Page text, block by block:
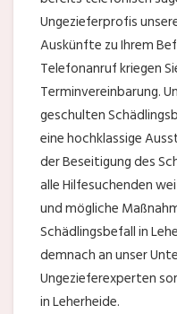
Ungezieferprofis
Auskünfte zu Ihrem
Telefonanruf kriegen
Terminvereinbarung.
geschulten
eine hochklassige
der Beseitigung des
alle Hilfesuchenden
und mögliche
Schädlingsbefall in
demnach an unser
Ungezieferexperten
in Leherheide.